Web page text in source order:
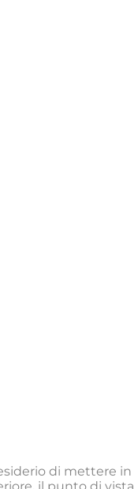
di mettere in